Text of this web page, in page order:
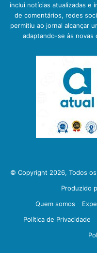
inclui notícias atualizadas e
de comentários, redes
permitiu ao jornal alcançar
adaptando-se às novas
© Copyright 2026, Todos
Produzido
Quem somos
Política de Privacidade